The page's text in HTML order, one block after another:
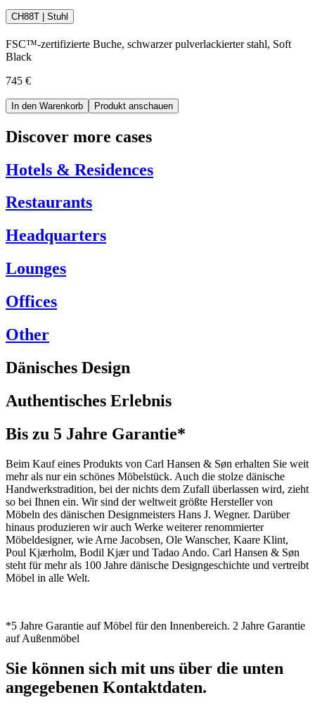
CH88T | Stuhl
FSC™-zertifizierte Buche, schwarzer pulverlackierter stahl, Soft
Black
745 €
In den Warenkorb Produkt anschauen
Discover more cases
Hotels & Residences
Restaurants
Headquarters
Lounges
Offices
Other
Dänisches Design
Authentisches Erlebnis
Bis zu 5 Jahre Garantie*
Beim Kauf eines Produkts von Carl Hansen & Søn erhalten Sie weit
mehr als nur ein schönes Möbelstück. Auch die stolze dänische
Handwerkstradition, bei der nichts dem Zufall überlassen wird, zieht
so bei Ihnen ein. Wir sind der weltweit größte Hersteller von
Möbeln des dänischen Designmeisters Hans J. Wegner. Darüber
hinaus produzieren wir auch Werke weiterer renommierter
Möbeldesigner, wie Arne Jacobsen, Ole Wanscher, Kaare Klint,
Poul Kjærholm, Bodil Kjær und Tadao Ando. Carl Hansen & Søn
steht für mehr als 100 Jahre dänische Designgeschichte und vertreibt
Möbel in alle Welt.
*5 Jahre Garantie auf Möbel für den Innenbereich. 2 Jahre Garantie
auf Außenmöbel
Sie können sich mit uns über die unten
angegebenen Kontaktdaten.